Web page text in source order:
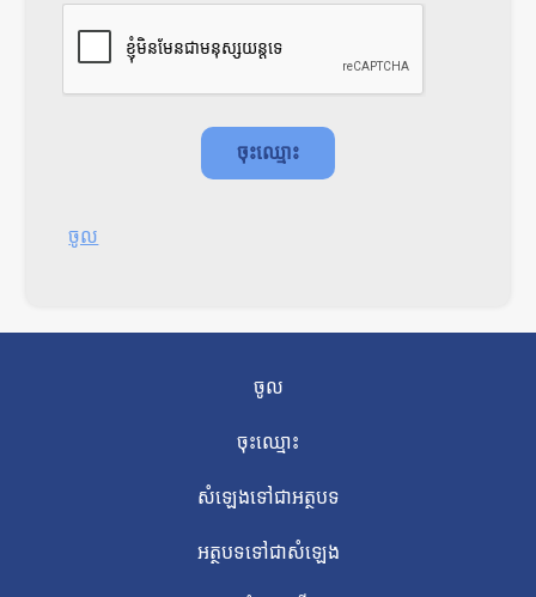
ចូល
ចូល
ចុះឈ្មោះ
សំឡេងទៅជាអត្ថបទ
អត្ថបទទៅជាសំឡេង